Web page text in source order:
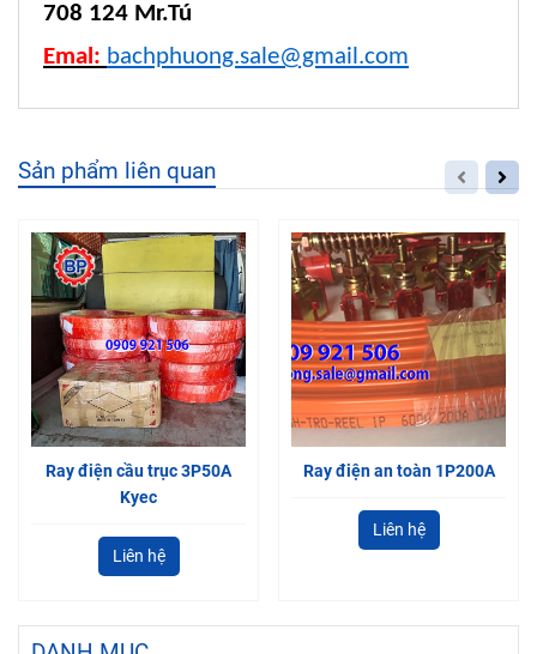
708 124 Mr.Tú
Emal: bachphuong.sale@gmail.com
Sản phẩm liên quan
Ray điện cầu trục 3P50A
Kyec
Liên hệ
Ray điện an toàn 1P200A
Liên hệ